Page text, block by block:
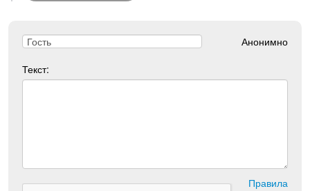
Анонимно
Текст:
Правила